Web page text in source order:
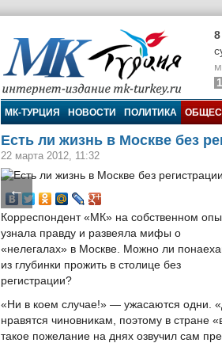
МК-Турция
МК-ТУРЦИЯ НОВОСТИ ПОЛИТИКА
Есть ли жизнь в Москве без
22 марта 2012, 11:32
←
Корреспондент «МК» на собственном
узнала правду и развеяла мифы о
«нелегалах» в Москве. Можно ли
из глубинки прожить в столице без
регистрации?
«Ни в коем случае!» — ужасаются одни.
нравятся чиновникам, поэтому в стране
такое пожелание на днях озвучил сам